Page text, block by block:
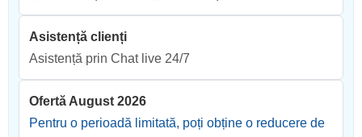
Asistență clienți
Asistență prin Chat live 24/7
Ofertă August 2026
Pentru o perioadă limitată, poți obține o reducere de